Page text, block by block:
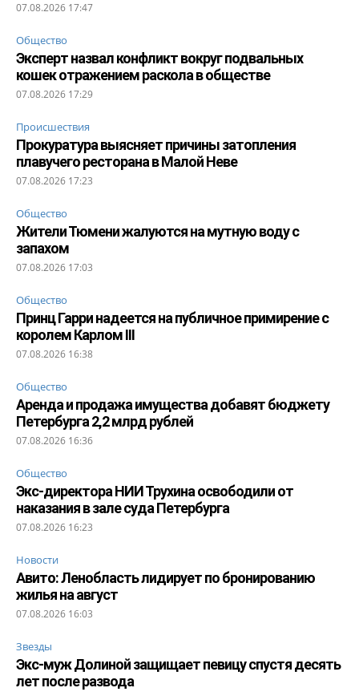
07.08.2026 17:47
Общество
Эксперт назвал конфликт вокруг подвальных
кошек отражением раскола в обществе
07.08.2026 17:29
Происшествия
Прокуратура выясняет причины затопления
плавучего ресторана в Малой Неве
07.08.2026 17:23
Общество
Жители Тюмени жалуются на мутную воду с
запахом
07.08.2026 17:03
Общество
Принц Гарри надеется на публичное примирение с
королем Карлом III
07.08.2026 16:38
Общество
Аренда и продажа имущества добавят бюджету
Петербурга 2,2 млрд рублей
07.08.2026 16:36
Общество
Экс-директора НИИ Трухина освободили от
наказания в зале суда Петербурга
07.08.2026 16:23
Новости
Авито: Ленобласть лидирует по бронированию
жилья на август
07.08.2026 16:03
Звезды
Экс-муж Долиной защищает певицу спустя десять
лет после развода